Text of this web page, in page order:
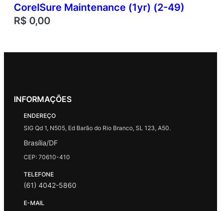
CorelSure Maintenance (1yr) (2-49)
R$ 0,00
INFORMAÇÕES
ENDEREÇO
SIG Qd 1, N505, Ed Barão do Rio Branco, SL 123, A50.
Brasília/DF
CEP: 70610-410
TELEFONE
(61) 4042-5860
E-MAIL